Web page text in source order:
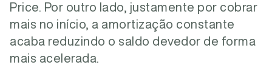
Price. Por outro lado, justamente por cobrar
mais no início, a amortização constante
acaba reduzindo o saldo devedor de forma
mais acelerada.